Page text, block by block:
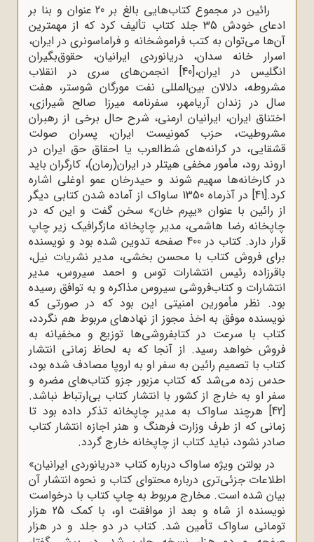
رائین در مجموع کتاب‌هایی بالغ بر 20 عنوان و بنا بر
ادعای خودش 35 جلد کتاب تألیف کرد که از مهمترین
آن‌ها مى‌توان به کتب فراموشخانه و فراماسونرى در ایران،
اسرار خانه سدان، دریانوردى ایرانیان، حقوق‌بگیران
انگلیس در ایران،[40]
انجمن‌هاى سرى در انقلاب
مشروطه، دلالان بین‌المللى نفت مورگان شوستر، هفت
سال در زندان آریامهر، سفرنامه میرزا صالح شیرازى،
اختناق ایران، ایرانیان ارمنی، شرح حال برخى از رهبران
مشروطیت، حزب کمونیست ایران، پسران صولت
قشقایی، در کرانه‌های شط‌العرب یا احقاق حق ایران در
اروند رود، مأمور مخفی هیتلر در ایران(رمان)، کارگران باید
در کارخانه‌ها سهیم شوند و حیدرخان عمو اوغلی اشاره
کرد.[41]
در آذرماه 1350 ساواک از آماده شدن کتابی دیگر
از رائین با عنوان «یپرم خان» سخن گفت و این که در
چاپخانه رضا هاشمی، مدیر چاپخانه مازگرافیک زیر چاپ
قرار دارد. کتاب در 400 صفحه تدوین شده بود و نویسنده
برای فروش کتاب با محسن بخشی، مدیر نشریات نیل،
باقرزاده رئیس انتشارات توس و احمد سیروس، مدیر
انتشارات و کتاب‌فروشی سیروس مذاکره و به توافق رسیده
بود. نظر مأمورین امنیتی این بود که در صورتی که
نویسنده موفق به اخذ مجوز از نهادهای مربوط هم نگردد،
کتاب با سرعت در کتابفروشی‌ها توزیع و مخفیانه به
فروش خواهد رسید. از آنجا که به لحاظ زمانی انتشار
کتاب با تصمیم رائین به سفر او به اروپا مصادف شده بود،
حدس زده می‌شد که کتاب مزبور جزو کتاب‌های مضره و
سفر او به خارج از کشور با انتشار کتاب بی‌ارتباط نباشد.
[42]
هرچند ساواک به مدیر چاپخانه تذکر داده بود تا
زمانی که از طرف وزارت فرهنگ و هنر اجازه انتشار کتاب
صادر نشود، نباید کتاب از چاپخانه خارج گردد.
در بولتن ویژه ساواک درباره کتاب «دریانوردی ایرانیان»
اطلاعات جزئی‌تری درباره محتوای کتاب و نحوه انتشار آن
بیان شده است. مخارج مربوط به چاپ کتاب با درخواست
نویسنده از شاه و بعد از موافقت او، با کمک 25 هزار
تومانی ساواک تأمین شد. کتاب در دو جلد و در هزار